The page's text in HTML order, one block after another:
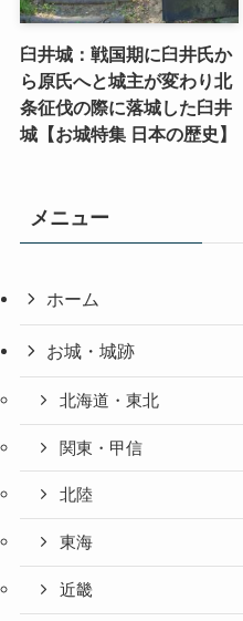
臼井城：戦国期に臼井氏か
ら原氏へと城主が変わり北
条征伐の際に落城した臼井
城【お城特集 日本の歴史】
メニュー
ホーム
お城・城跡
北海道・東北
関東・甲信
北陸
東海
近畿